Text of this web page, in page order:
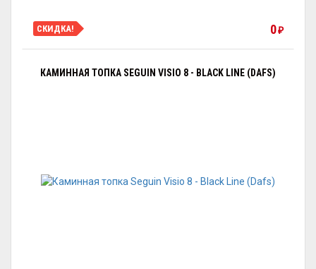
СКИДКА! 0 ₽
КАМИННАЯ ТОПКА SEGUIN VISIO 8 - BLACK LINE (DAFS)